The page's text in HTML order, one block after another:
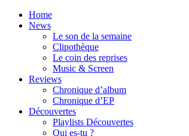
Home
News
Le son de la semaine
Clipothèque
Le coin des reprises
Music & Screen
Reviews
Chronique d’album
Chronique d’EP
Découvertes
Playlists Découvertes
Qui es-tu ?